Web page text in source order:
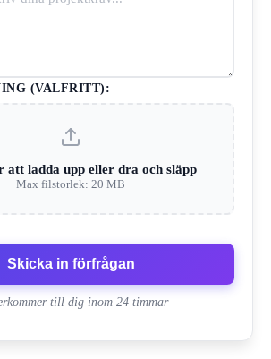
(VALFRITT):
att ladda upp eller dra och släpp
Max filstorlek: 20 MB
Skicka in förfrågan
till dig inom 24 timmar